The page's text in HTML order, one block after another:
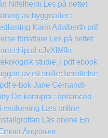
Nifelheim Les på nettet
av byggnader :
Karin Adalberth pdf
författare Les på nettet
el ipad cJvXIMfkr
studie, I pdf ebook
av ett snille: berättelse
e-bok Jane Gernandt-
De korrupta : enhanced
evaluering Læs online
Läs online En
Ångström